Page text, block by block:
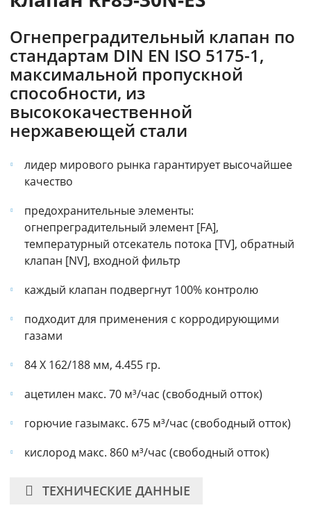
Огнепреградительный клапан по
стандартам DIN EN ISO 5175-1,
максимальной пропускной
способности, из
высококачественной
нержавеющей стали
лидер мирового рынка гарантирует высочайшее
качество
предохранительные элементы:
огнепреградительный элемент [FA],
температурный отсекатель потока [TV], обратный
клапан [NV], входной фильтр
каждый клапан подвергнут 100% контролю
подходит для применения с корродирующими
газами
84 X 162/188 мм, 4.455 гр.
ацетилен макс. 70 м³/час (свободный отток)
горючие газымакс. 675 м³/час (свободный отток)
кислород макс. 860 м³/час (свободный отток)
ТЕХНИЧЕСКИЕ ДАННЫЕ